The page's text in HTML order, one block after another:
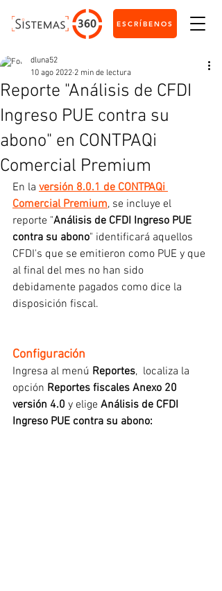
ESCRÍBENOS
Reporte "Análisis de CFDI
Ingreso PUE contra su
abono" en CONTPAQi
Comercial Premium
dluna52
10 ago 2022 2 min de lectura
En la versión 8.0.1 de CONTPAQi
Comercial Premium, se incluye el
reporte "Análisis de CFDI Ingreso PUE
contra su abono" identificará aquellos
CFDI's que se emitieron como PUE y que
al final del mes no han sido
debidamente pagados como dice la
disposición fiscal.
Configuración
Ingresa al menú Reportes,  localiza la
opción Reportes fiscales Anexo 20
versión 4.0 y elige Análisis de CFDI
Ingreso PUE contra su abono: